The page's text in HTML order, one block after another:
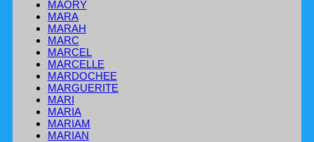
MAORY
MARA
MARAH
MARC
MARCEL
MARCELLE
MARDOCHEE
MARGUERITE
MARI
MARIA
MARIAM
MARIAN